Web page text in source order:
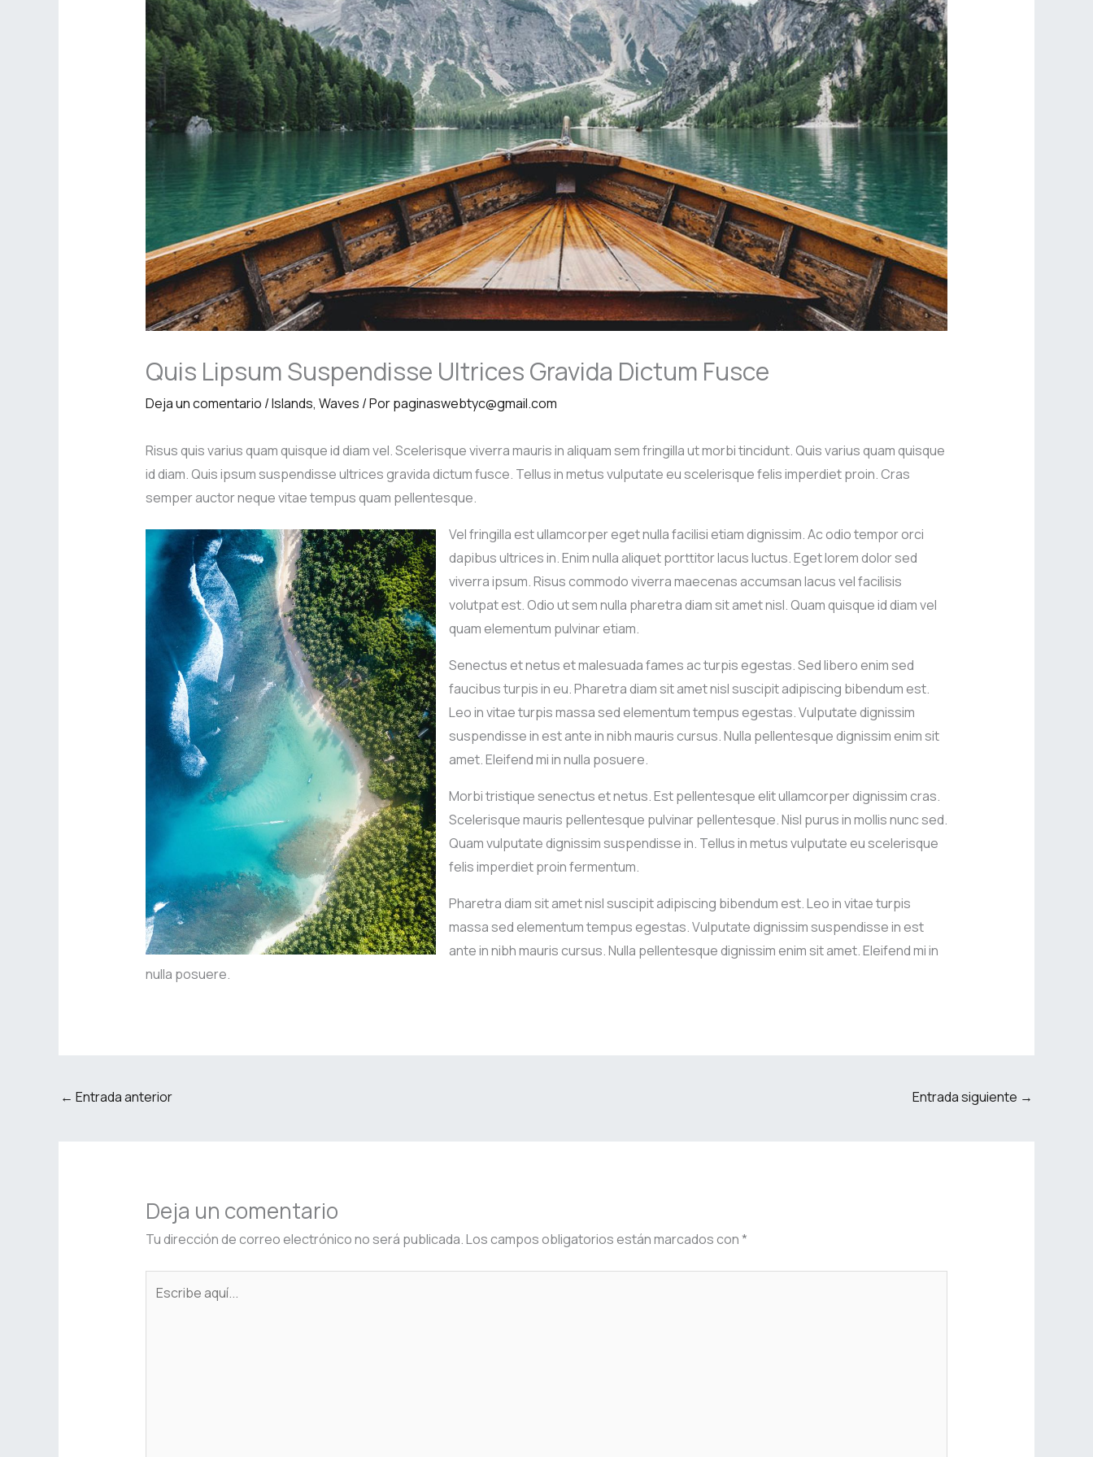
Quis Lipsum Suspendisse Ultrices Gravida Dictum Fusce
Deja un comentario /Islands, Waves / Porpaginaswebtyc@gmail.com
Risus quis varius quam quisque id diam vel. Scelerisque viverra mauris in aliquam sem fringilla ut morbi tincidunt. Quis varius quam quisque
id diam. Quis ipsum suspendisse ultrices gravida dictum fusce. Tellus in metus vulputate eu scelerisque felis imperdiet proin. Cras
semper auctor neque vitae tempus quam pellentesque.
Vel fringilla est ullamcorper eget nulla facilisi etiam dignissim. Ac odio tempor orci
dapibus ultrices in. Enim nulla aliquet porttitor lacus luctus. Eget lorem dolor sed
viverra ipsum. Risus commodo viverra maecenas accumsan lacus vel facilisis
volutpat est. Odio ut sem nulla pharetra diam sit amet nisl. Quam quisque id diam vel
quam elementum pulvinar etiam.
Senectus et netus et malesuada fames ac turpis egestas. Sed libero enim sed
faucibus turpis in eu. Pharetra diam sit amet nisl suscipit adipiscing bibendum est.
Leo in vitae turpis massa sed elementum tempus egestas. Vulputate dignissim
suspendisse in est ante in nibh mauris cursus. Nulla pellentesque dignissim enim sit
amet. Eleifend mi in nulla posuere.
Morbi tristique senectus et netus. Est pellentesque elit ullamcorper dignissim cras.
Scelerisque mauris pellentesque pulvinar pellentesque. Nisl purus in mollis nunc sed.
Quam vulputate dignissim suspendisse in. Tellus in metus vulputate eu scelerisque
felis imperdiet proin fermentum.
Pharetra diam sit amet nisl suscipit adipiscing bibendum est. Leo in vitae turpis
massa sed elementum tempus egestas. Vulputate dignissim suspendisse in est
ante in nibh mauris cursus. Nulla pellentesque dignissim enim sit amet. Eleifend mi in
nulla posuere.
← Entrada anterior Entrada siguiente →
Deja un comentario
Tu dirección de correo electrónico no será publicada.Los campos obligatorios están marcados con*